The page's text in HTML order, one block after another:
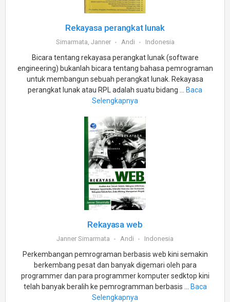
Rekayasa perangkat lunak
Simarmata, Janner Andi Indonesia
Bicara tentang rekayasa perangkat lunak (software
engineering) bukanlah bicara tentang bahasa pemrograman
untuk membangun sebuah perangkat lunak. Rekayasa
perangkat lunak atau RPL adalah suatu bidang ...
Baca
Selengkapnya
Rekayasa web
Janner Simarmata Andi Indonesia
Perkembangan pemrograman berbasis web kini semakin
berkembang pesat dan banyak digemari oleh para
programmer dan para programmer komputer sedktop kini
telah banyak beralih ke pemrogramman berbasis ...
Baca
Selengkapnya